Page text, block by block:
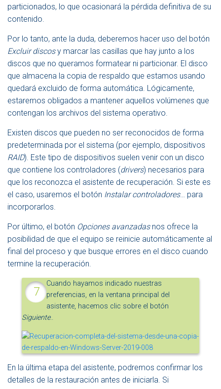
particionados, lo que ocasionará la pérdida definitiva de su
contenido.
Por lo tanto, ante la duda, deberemos hacer uso del botón
Excluir discosy marcar las casillas que hay junto a los
discos que no queramos formatear ni particionar. El disco
que almacena la copia de respaldo que estamos usando
quedará excluido de forma automática. Lógicamente,
estaremos obligados a mantener aquellos volúmenes que
contengan los archivos del sistema operativo.
Existen discos que pueden no ser reconocidos de forma
predeterminada por el sistema (por ejemplo, dispositivos
RAID). Este tipo de dispositivos suelen venir con un disco
que contiene los controladores (drivers) necesarios para
que los reconozca el asistente de recuperación. Si este es
el caso, usaremos el botón Instalar controladores… para
incorporarlos.
Por último, el botón Opciones avanzadasnos ofrece la
posibilidad de que el equipo se reinicie automáticamente al
final del proceso y que busque errores en el disco cuando
termine la recuperación.
Cuando hayamos indicado nuestras
preferencias, en la ventana principal del
asistente, hacemos clic sobre el botón
Siguiente..
En la última etapa del asistente, podremos confirmar los
detalles de la restauración antes de iniciarla. Si